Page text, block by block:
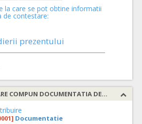
la care se pot obtine informatii
de contestare:
prezentului
LISTA DE FISIERE CARE COMPUN DOCUMENTATIA DE ATRIBUIRE
Documentatie